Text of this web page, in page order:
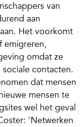
van
aan
Het voorkomt
emigreren,
omdat ze
contacten.
dat mensen
mensen te
wel het geval
‘Netwerken